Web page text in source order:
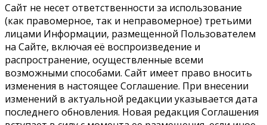
Сайт не несет ответственности за использование
(как правомерное, так и неправомерное) третьими
лицами Информации, размещенной Пользователем
на Сайте, включая её воспроизведение и
распространение, осуществленные всеми
возможными способами. Сайт имеет право вносить
изменения в настоящее Соглашение. При внесении
изменений в актуальной редакции указывается дата
последнего обновления. Новая редакция Соглашения